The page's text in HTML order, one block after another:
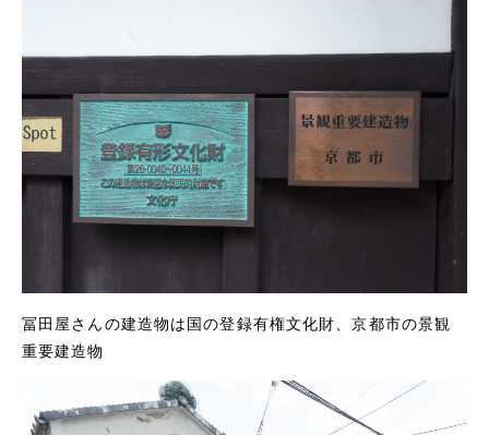
冨田屋さんの建造物は国の登録有権文化財、京都市の景観
重要建造物